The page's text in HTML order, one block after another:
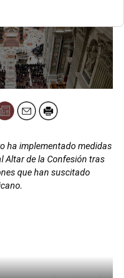
ha implementado medidas
Altar de la Confesión tras
que han suscitado